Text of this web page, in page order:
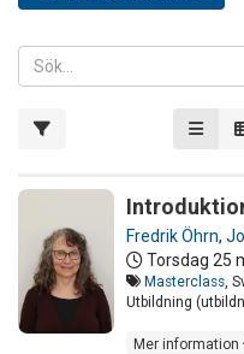
Fredrik Öhrn,
Torsdag 25
Masterclass,
Utbildning
Mer information